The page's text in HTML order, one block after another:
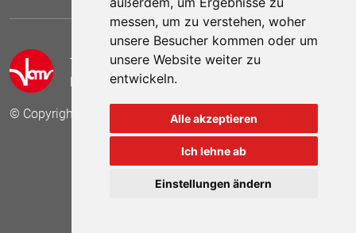
messen, um zu verstehen, woher
unsere Besucher kommen oder um
unsere Website weiter zu
entwickeln.
Alle akzeptieren
Ich lehne ab
Einstellungen ändern
Telefon:(030) 69 59 78 6
E-Mail:
kontakt (at) vamv.de
© Copyright 2024 VAMV Bundesverband e.V.
Besuchen Sie uns